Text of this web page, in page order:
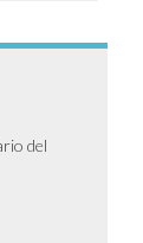
del